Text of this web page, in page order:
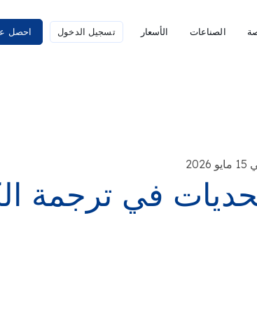
الصناعات الأسعار تسجيل الدخول احصل
في ترجمة